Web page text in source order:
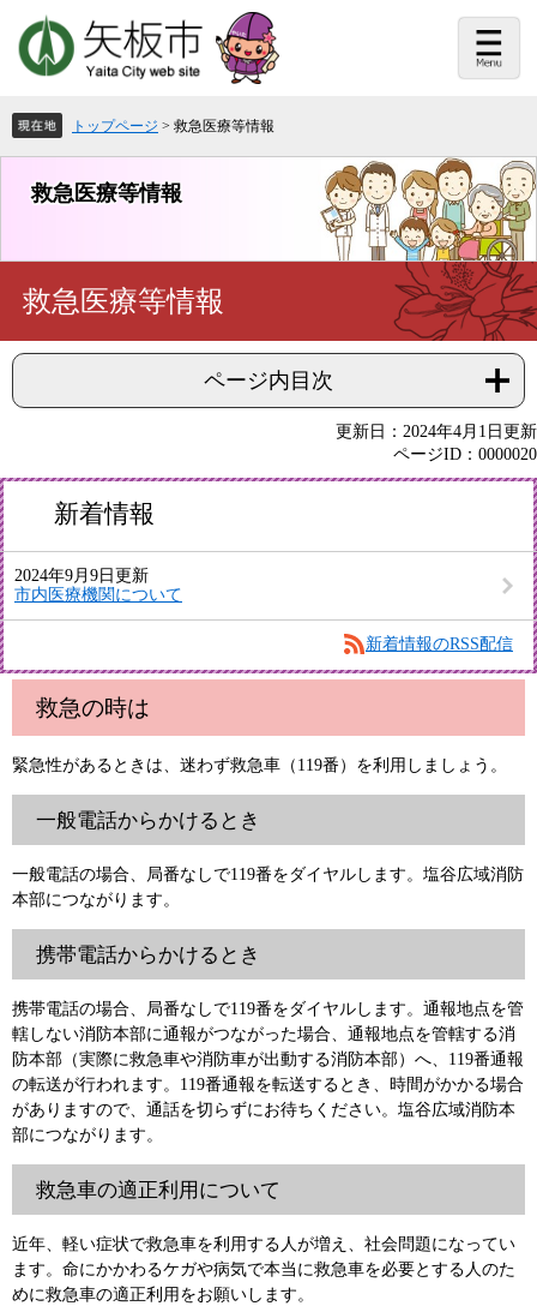
頭
で
す。
飛
ば
し
トップページ > 救急医療等情報
救急医療等情報
救急医療等情報
ページ内目次
更新日：2024年4月1日更新
ページID：0000020
新着情報
2024年9月9日更新
市内医療機関について
新着情報のRSS配信
救急の時は
緊急性があるときは、迷わず救急車（119番）を利用しましょう。
一般電話からかけるとき
一般電話の場合、局番なしで119番をダイヤルします。塩谷広域消防
本部につながります。
携帯電話からかけるとき
携帯電話の場合、局番なしで119番をダイヤルします。通報地点を管
轄しない消防本部に通報がつながった場合、通報地点を管轄する消
防本部（実際に救急車や消防車が出動する消防本部）へ、119番通報
の転送が行われます。119番通報を転送するとき、時間がかかる場合
がありますので、通話を切らずにお待ちください。塩谷広域消防本
部につながります。
救急車の適正利用について
近年、軽い症状で救急車を利用する人が増え、社会問題になってい
ます。命にかかわるケガや病気で本当に救急車を必要とする人のた
めに救急車の適正利用をお願いします。